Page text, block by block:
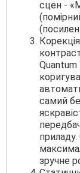
сцен -
самий
зручне